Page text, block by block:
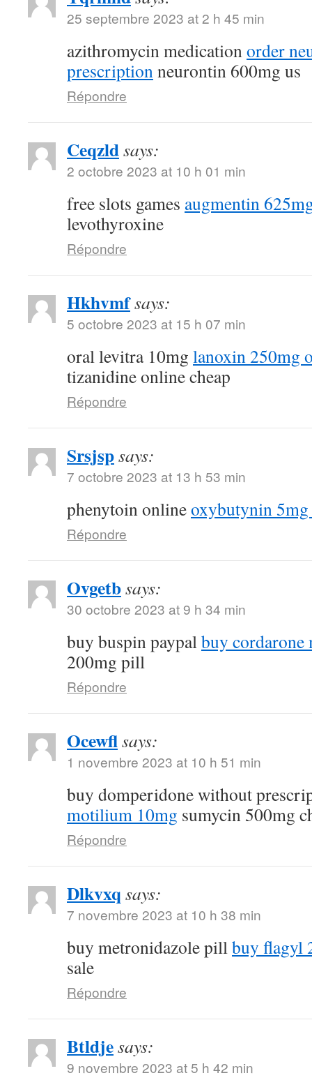
25 septembre 2023 at 2 h 45 min
azithromycin medicationorder
prescriptionneurontin 600mg us
Répondre
Ceqzldsays:
2 octobre 2023 at 10 h 01 min
free slots games augmentin
levothyroxine
Répondre
Hkhvmfsays:
5 octobre 2023 at 15 h 07 min
oral levitra 10mg lanoxin 250mg
tizanidine online cheap
Répondre
Srsjspsays:
7 octobre 2023 at 13 h 53 min
phenytoin onlineoxybutynin
Répondre
Ovgetbsays:
30 octobre 2023 at 9 h 34 min
buy buspin paypalbuy cordarone
200mg pill
Répondre
Ocewflsays:
1 novembre 2023 at 10 h 51 min
buy domperidone without
motilium 10mg sumycin 500mg
Répondre
Dlkvxq says:
7 novembre 2023 at 10 h 38 min
buy metronidazole pillbuy flagyl
sale
Répondre
Btldjesays:
9 novembre 2023 at 5 h 42 min